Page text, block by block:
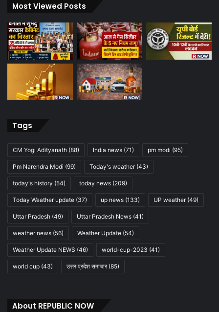
Most Viewed Posts
Tags
CM Yogi Adityanath (88) India news (71) pm modi (95)
Pm Narendra Modi (99) Today's weather(43)
today's history (54) today news (209)
Today Weather update (37) up news (133) UP weather(49)
Uttar Pradesh (49) Uttar Pradesh News (41)
weather news (56) Weather Update (54)
Weather Update NEWS (46) world-cup-2023 (41)
world cup (43) उत्तर प्रदेश समाचार(85)
About REPUBLIC NOW